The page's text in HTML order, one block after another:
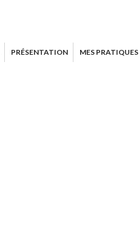
PRÉSENTATION MES PRATIQUES